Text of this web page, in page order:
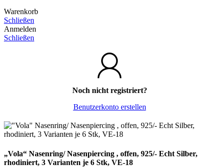
Warenkorb
Schließen
Anmelden
Schließen
Noch nicht registriert?
Benutzerkonto erstellen
„Vola“ Nasenring/ Nasenpiercing , offen, 925/- Echt Silber,
rhodiniert, 3 Varianten je 6 Stk, VE-18